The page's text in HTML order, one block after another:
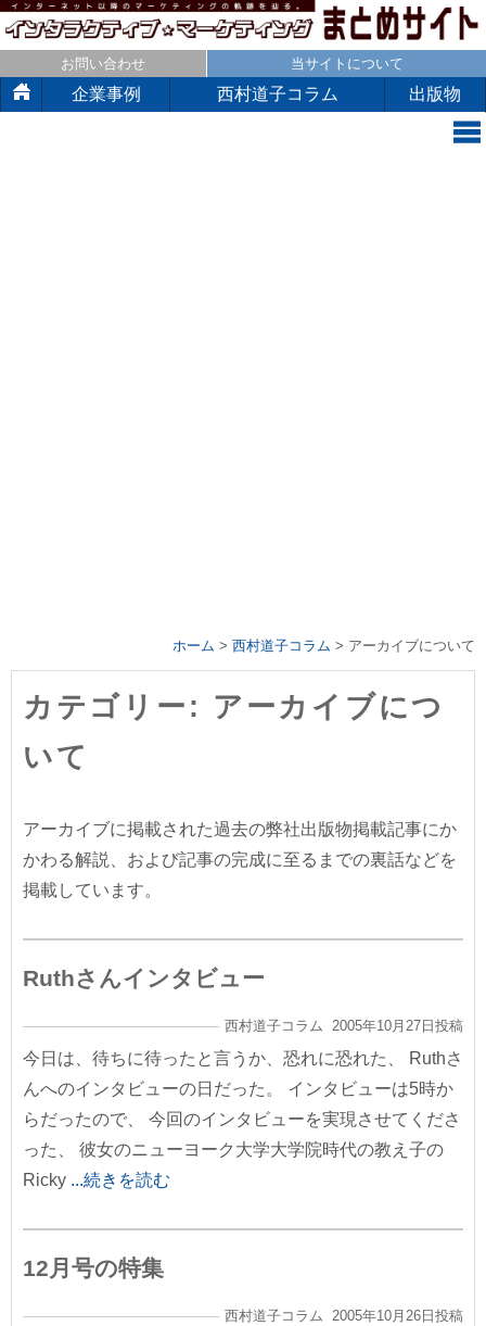
お問い合わせ 当サイトについて
企業事例 西村道子コラム 出版物
ホーム > 西村道子コラム > アーカイブについて
カテゴリー: アーカイブにつ
いて
アーカイブに掲載された過去の弊社出版物掲載記事にか
かわる解説、および記事の完成に至るまでの裏話などを
掲載しています。
Ruthさんインタビュー
西村道子コラム 2005年10月27日投稿
今日は、待ちに待ったと言うか、恐れに恐れた、 Ruthさ
んへのインタビューの日だった。 インタビューは5時か
らだったので、 今回のインタビューを実現させてくださ
った、 彼女のニューヨーク大学大学院時代の教え子の
Ricky ...続きを読む
12月号の特集
西村道子コラム 2005年10月26日投稿